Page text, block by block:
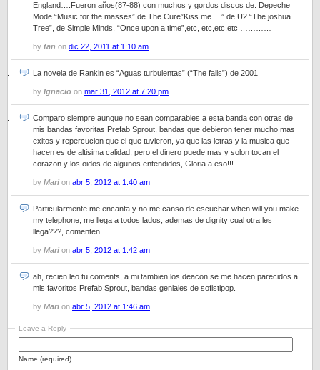
England….Fueron años(87-88) con muchos y gordos discos de: Depeche
Mode “Music for the masses”,de The Cure”Kiss me….” de U2 “The joshua
Tree”, de Simple Minds, “Once upon a time”,etc, etc,etc,etc …………
by tan on dic 22, 2011 at 1:10 am
La novela de Rankin es “Aguas turbulentas” (“The falls”) de 2001
by Ignacio on mar 31, 2012 at 7:20 pm
Comparo siempre aunque no sean comparables a esta banda con otras de
mis bandas favoritas Prefab Sprout, bandas que debieron tener mucho mas
exitos y repercucion que el que tuvieron, ya que las letras y la musica que
hacen es de altisima calidad, pero el dinero puede mas y solon tocan el
corazon y los oidos de algunos entendidos, Gloria a eso!!!
by Mari on abr 5, 2012 at 1:40 am
Particularmente me encanta y no me canso de escuchar when will you make
my telephone, me llega a todos lados, ademas de dignity cual otra les
llega???, comenten
by Mari on abr 5, 2012 at 1:42 am
ah, recien leo tu coments, a mi tambien los deacon se me hacen parecidos a
mis favoritos Prefab Sprout, bandas geniales de sofistipop.
by Mari on abr 5, 2012 at 1:46 am
Leave a Reply
Name (required)